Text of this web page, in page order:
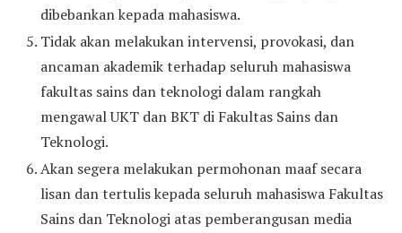
dibebankan kepada mahasiswa.
Tidak akan melakukan intervensi, provokasi, dan
ancaman akademik terhadap seluruh mahasiswa
fakultas sains dan teknologi dalam rangkah
mengawal UKT dan BKT di Fakultas Sains dan
Teknologi.
Akan segera melakukan permohonan maaf secara
lisan dan tertulis kepada seluruh mahasiswa Fakultas
Sains dan Teknologi atas pemberangusan media